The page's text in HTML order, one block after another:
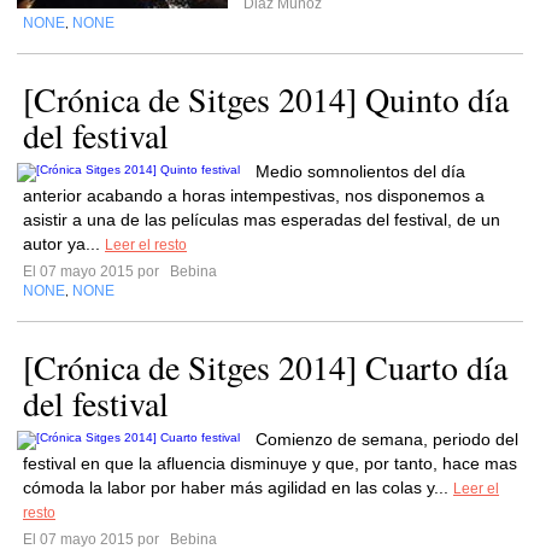
Diaz Muñoz
NONE NONE
[Crónica de Sitges 2014] Quinto día
del festival
Medio somnolientos del día
anterior acabando a horas intempestivas, nos disponemos a
asistir a una de las películas mas esperadas del festival, de un
autor ya...
Leer el resto
El 07 mayo 2015 por
Bebina
NONE NONE
[Crónica de Sitges 2014] Cuarto día
del festival
Comienzo de semana, periodo del
festival en que la afluencia disminuye y que, por tanto, hace mas
cómoda la labor por haber más agilidad en las colas y...
Leer el
resto
El 07 mayo 2015 por
Bebina